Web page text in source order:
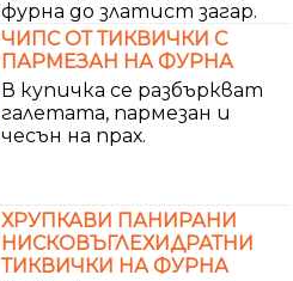
фурна до златист загар.
ЧИПС ОТ ТИКВИЧКИ С
ПАРМЕЗАН НА ФУРНА
В купичка се разбъркват
галетата, пармезан и
чесън на прах.
ХРУПКАВИ ПАНИРАНИ
НИСКОВЪГЛЕХИДРАТНИ
ТИКВИЧКИ НА ФУРНА